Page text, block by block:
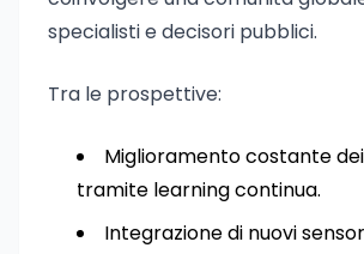
specialisti e decisori pubblici.
Tra le prospettive:
Miglioramento costante
tramite learning continua.
Integrazione di nuovi